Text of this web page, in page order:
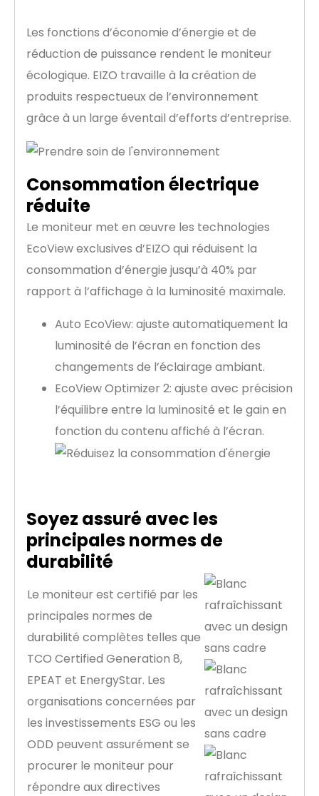
Les fonctions d’économie d’énergie et de
réduction de puissance rendent le moniteur
écologique. EIZO travaille à la création de
produits respectueux de l’environnement
grâce à un large éventail d’efforts d’entreprise.
Consommation électrique
réduite
Le moniteur met en œuvre les technologies
EcoView exclusives d’EIZO qui réduisent la
consommation d’énergie jusqu’à 40% par
rapport à l’affichage à la luminosité maximale.
Auto EcoView: ajuste automatiquement la
luminosité de l’écran en fonction des
changements de l’éclairage ambiant.
EcoView Optimizer 2: ajuste avec précision
l’équilibre entre la luminosité et le gain en
fonction du contenu affiché à l’écran.
Soyez assuré avec les
principales normes de
durabilité
Le moniteur est certifié par les
principales normes de
durabilité complètes telles que
TCO Certified Generation 8,
EPEAT et EnergyStar. Les
organisations concernées par
les investissements ESG ou les
ODD peuvent assurément se
procurer le moniteur pour
répondre aux directives